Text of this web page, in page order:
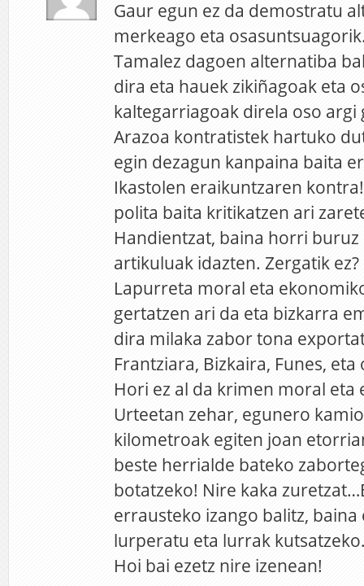
Gaur egun ez da demostratu
merkeago eta
Tamalez dagoen alternatiba
dira eta hauek zikiñagoak eta
kaltegarriagoak direla oso argi
Arazoa kontratistek hartuko
egin dezagun kanpaina baita
Ikastolen eraikuntzaren
polita baita kritikatzen ari
Handientzat, baina horri
artikuluak idazten. Zergatik ez?
Lapurreta moral eta
gertatzen ari da eta bizkarra
dira milaka zabor tona
Frantziara, Bizkaira, Funes,
Hori ez al da krimen moral eta
Urteetan zehar, egunero
kilometroak egiten joan
beste herrialde bateko
botatzeko! Nire kaka
errausteko izango balitz,
lurperatu eta lurrak
Hoi bai ezetz nire izenean!